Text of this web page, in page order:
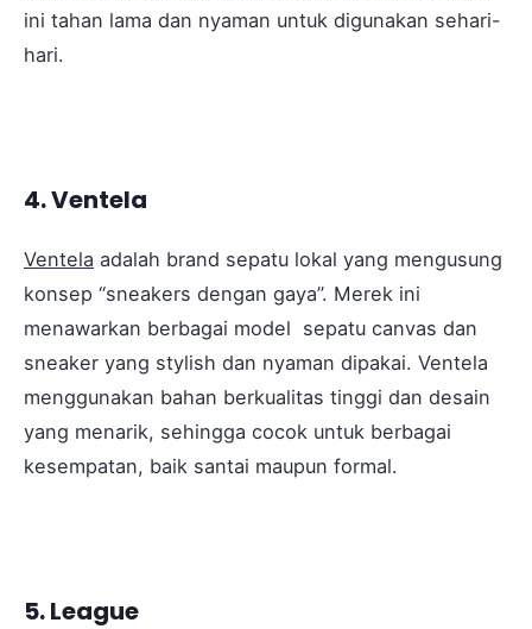
ini tahan lama dan nyaman untuk digunakan sehari-
hari.
4. Ventela
Ventela adalah brand sepatu lokal yang mengusung
konsep “sneakers dengan gaya”. Merek ini
menawarkan berbagai model sepatu canvas dan
sneaker yang stylish dan nyaman dipakai. Ventela
menggunakan bahan berkualitas tinggi dan desain
yang menarik, sehingga cocok untuk berbagai
kesempatan, baik santai maupun formal.
5. League